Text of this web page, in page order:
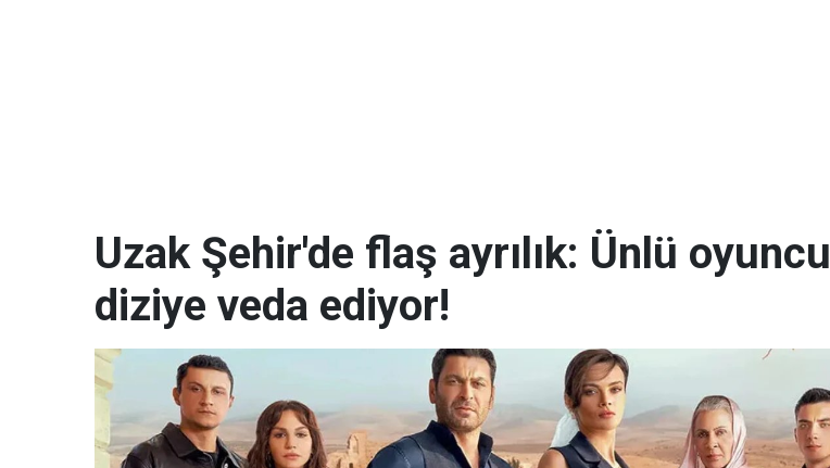
Uzak Şehir'de flaş ayrılık: Ünlü oyuncu
diziye veda ediyor!